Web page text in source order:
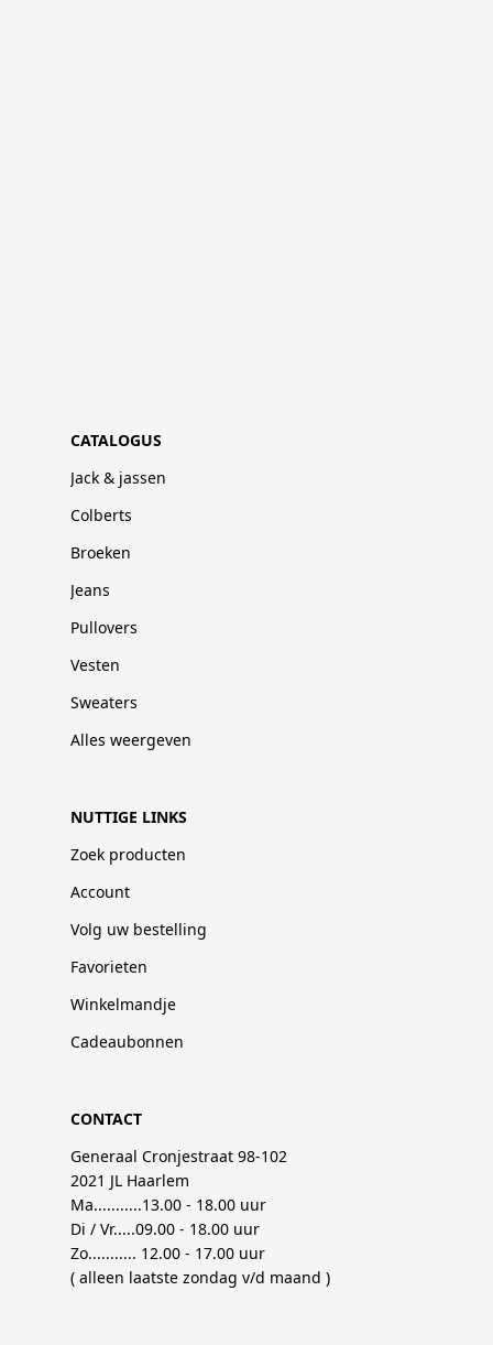
CATALOGUS
Jack & jassen
Colberts
Broeken
Jeans
Pullovers
Vesten
Sweaters
Alles weergeven
NUTTIGE LINKS
Zoek producten
Account
Volg uw bestelling
Favorieten
Winkelmandje
Cadeaubonnen
CONTACT
Generaal Cronjestraat 98-102
2021 JL Haarlem
Ma...........13.00 - 18.00 uur
Di / Vr.....09.00 - 18.00 uur
Zo........... 12.00 - 17.00 uur
( alleen laatste zondag v/d maand )